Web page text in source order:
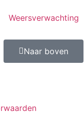
Weersverwachting
Naar boven